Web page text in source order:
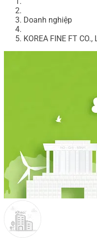
Doanh nghiệp
KOREA FINE FT CO.,